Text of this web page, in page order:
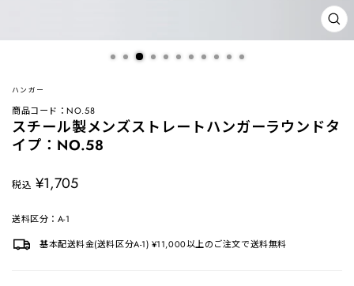
閉
じ
ハンガー
商品コード：NO.58
スチール製メンズストレートハンガーラウンドタ
イプ：NO.58
税込 定
¥1,705
送料区分：A-1
基本配送料金(送料区分A-1) ¥11,000以上のご注文で送料無料